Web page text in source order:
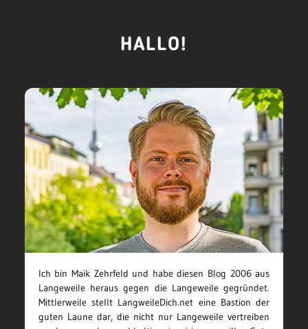
HALLO!
Ich bin Maik Zehrfeld und habe diesen Blog 2006 aus
Langeweile heraus gegen die Langeweile gegründet.
Mittlerweile stellt LangweileDich.net eine Bastion der
guten Laune dar, die nicht nur Langeweile vertreiben